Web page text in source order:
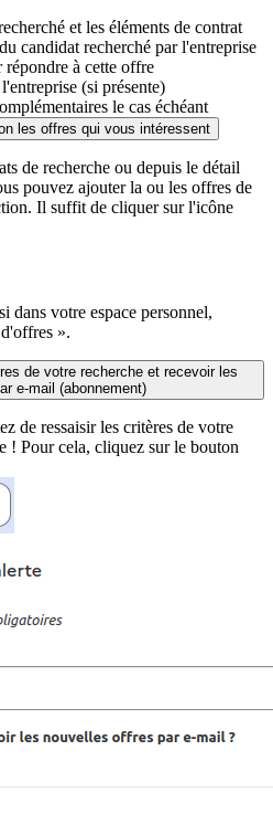
et les éléments de contrat
candidat recherché par l'entreprise
répondre à cette offre
(si présente)
le cas échéant
les offres qui vous intéressent
de recherche ou depuis le détail
pouvez ajouter la ou les offres de
Il suffit de cliquer sur l'icône
dans votre espace personnel,
».
de votre recherche et recevoir les
e-mail (abonnement)
de ressaisir les critères de votre
! Pour cela, cliquez sur le bouton